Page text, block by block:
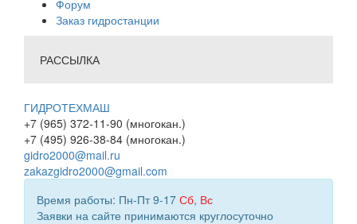
Форум
Заказ гидростанции
РАССЫЛКА
ГИДРОТЕХМАШ
+7 (965) 372-11-90 (многокан.)
+7 (495) 926-38-84 (многокан.)
gidro2000@mail.ru
zakazgidro2000@gmail.com
Время работы: Пн-Пт 9-17 Сб, Вс
Заявки на сайте принимаются круглосуточно